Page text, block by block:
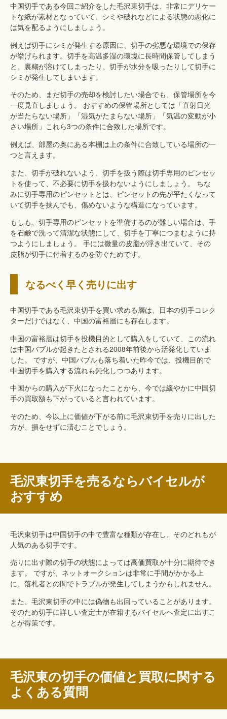
中国切手である今回ご紹介をした毛沢東切手は、非常にデリケー
トな紙が素材となっていて、シミや破れなどによる状態の悪化に
は気を配るようにしましょう。
例えば切手にシミが発生する原因に、切手の劣悪な環境での保存
が挙げられます。切手を高温多湿の環境に長時間保管してしまう
と、裏糊が溶けてしまったり、切手が水分を吸ったりして切手に
シミが発生してしまいます。
そのため、まだ切手の売却を検討したい場合でも、保管場所を今
一度見直しましょう。 おすすめの保管場所としては「直射日光
が当たらない場所」「湿気がたまらない場所」「気温の変動が小
さい場所」これら3つの条件に合致した場所です。
例えば、部屋の奥にある本棚は上の条件に合致している場所の一
つと言えます。
また、切手が破れないよう、切手を扱う際は切手専用のピンセッ
トを使って、不必要に切手を扱わないようにしましょう。 ちな
みに切手専用のピンセットとは、ピンセットの先が平たくなって
いて切手を挟んでも、傷めないような構造になっています。
もしも、切手専用のピンセットを準備するのが難しい場合は、手
を石鹸で洗って清潔な状態にして、切手を丁寧につまむように持
つようにしましょう。 手には微量の皮脂が浮き出ていて、その
皮脂が切手に付着するのを防ぐためです。
なるべく早く売りに出す
中国切手である毛沢東切手を買い求める層は、日本の切手コレク
ターだけではなく、中国の富裕層にも存在します。
中国の富裕層は切手を投機目的として購入をしていて、この流れ
は中国バブルが起きたとされる2008年前後から活発化していま
した。 ですが、中国バブルも落ち着いた昨今では、投機目的で
中国切手を購入する流れも鈍化しつつあります。
中国からの購入が下火になったことから、今では緩やかに中国切
手の買取額も下がっていると言われています。
そのため、今以上に価値が下がる前に毛沢東切手を売りに出した
方が、損をせずに済むことでしょう。
毛沢東切手を売るならバイセルが
おすすめ
毛沢東切手は中国切手の中で豊富な種類が存在し、そのどれもが
人気のある切手です。
売りに出す際の切手の状態によっては高価買取が十分に期待でき
ます。 ですが、ネットオークションは非常に手間がかかる上
に、落札者との間でトラブルが発生してしまうかもしれません。
また、毛沢東切手の中には偽物も出回っていることがあります。
そのため切手に詳しい査定士が在籍するバイセルへ査定に出すこ
とが得策です。
毛沢東の切手の価値と買取に関する
よくある質問